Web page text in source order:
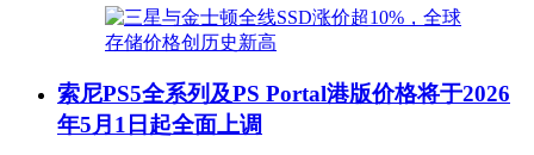
索尼PS5全系列及PS Portal港版价格将于2026
年5月1日起全面上调